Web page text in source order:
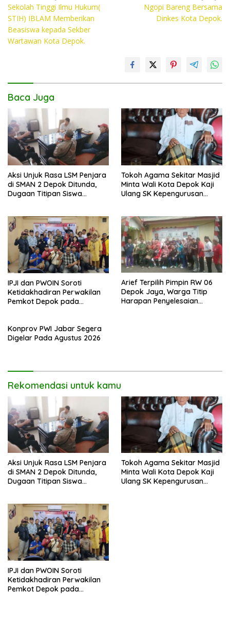
b
o
o
er s
A
p
y
Li
pos
Sekolah Tinggi Ilmu Hukum(
STIH) IBLAM Memberikan
Beasiswa kepada Sekber
Wartawan Kota Depok.
Ngopi Bareng Bersama
Dinkes Kota Depok.
Baca Juga
Aksi Unjuk Rasa LSM Penjara
di SMAN 2 Depok Ditunda,
Dugaan Titipan Siswa
Tokoh Agama Sekitar Masjid
Minta Wali Kota Depok Kaji
Ulang SK Kepengurusan
IPJI dan PWOIN Soroti
Ketidakhadiran Perwakilan
Pemkot Depok pada
Arief Terpilih Pimpin RW 06
Depok Jaya, Warga Titip
Harapan Penyelesaian
Konprov PWI Jabar Segera
Digelar Pada Agustus 2026
Rekomendasi untuk kamu
Aksi Unjuk Rasa LSM Penjara
di SMAN 2 Depok Ditunda,
Dugaan Titipan Siswa
Tokoh Agama Sekitar Masjid
Minta Wali Kota Depok Kaji
Ulang SK Kepengurusan
IPJI dan PWOIN Soroti
Ketidakhadiran Perwakilan
Pemkot Depok pada